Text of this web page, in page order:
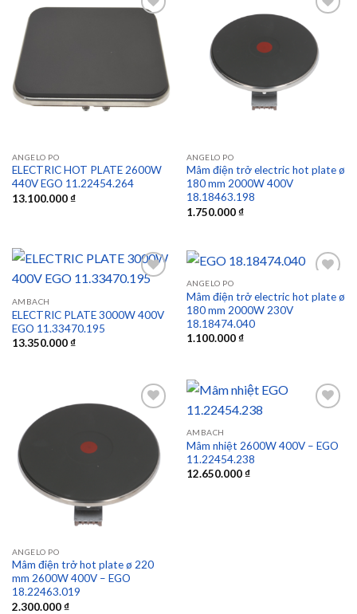
ANGELO PO
ELECTRIC HOT PLATE 2600W
440V EGO 11.22454.264
13.100.000₫
Add to
wishlist
ANGELO PO
Mâm điện trở electric hot plate ø
180 mm 2000W 400V
18.18463.198
1.750.000₫
Add to
AMBACH
ELECTRIC PLATE 3000W 400V
EGO 11.33470.195
13.350.000₫
ANGELO PO
Mâm điện trở electric hot plate ø
180 mm 2000W 230V
18.18474.040
1.100.000₫
Add to
wishlist
ANGELO PO
Mâm điện trở hot plate ø 220
mm 2600W 400V – EGO
18.22463.019
2.300.000₫
Add to
AMBACH
Mâm nhiệt 2600W 400V – EGO
11.22454.238
12.650.000₫